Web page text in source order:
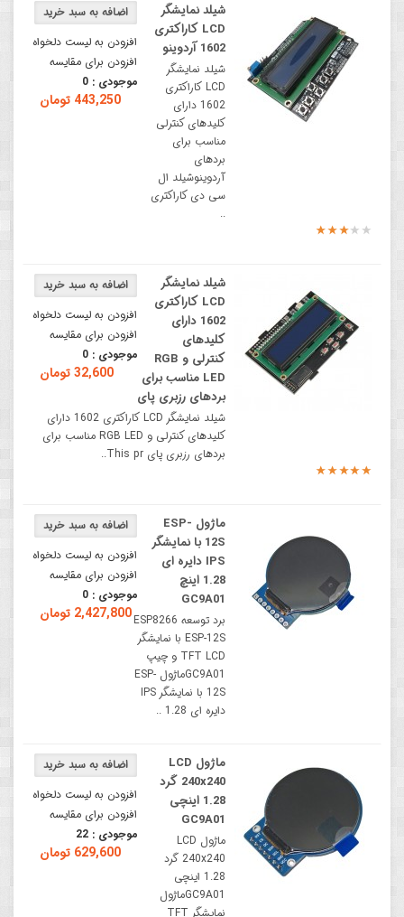
افزودن به لیست دلخواه
افزودن برای مقایسه
موجودی : 0
443,250 تومان
شیلد نمایشگر
LCD کاراکتری
1602 آردوینو
شیلد نمایشگر
LCD کاراکتری
1602 دارای
کلیدهای کنترلی
مناسب برای
بردهای
آردوینوشیلد ال
سی دی کاراکتری
..
افزودن به لیست دلخواه
افزودن برای مقایسه
موجودی : 0
32,600 تومان
شیلد نمایشگر
LCD کاراکتری
1602 دارای
کلیدهای
کنترلی و RGB
LED مناسب برای
بردهای رزبری پای
شیلد نمایشگر LCD کاراکتری 1602 دارای
کلیدهای کنترلی و RGB LED مناسب برای
بردهای رزبری پای This pr..
افزودن به لیست دلخواه
افزودن برای مقایسه
موجودی : 0
2,427,800 تومان
ماژول ESP-
12S با نمایشگر
IPS دایره ای
1.28 اینچ
GC9A01
برد توسعه ESP8266
ESP-12S با نمایشگر
TFT LCD و چیپ
GC9A01ماژول ESP-
12S با نمایشگر IPS
دایره ای 1.28 ..
افزودن به لیست دلخواه
افزودن برای مقایسه
موجودی : 22
629,600 تومان
ماژول LCD
240x240 گرد
1.28 اینچی
GC9A01
ماژول LCD
240x240 گرد
1.28 اینچی
GC9A01ماژول
نمایشگر TFT